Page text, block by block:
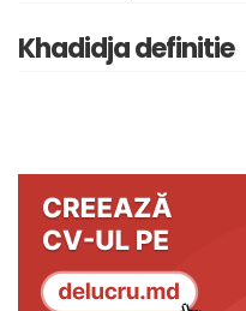
Khadidja definitie